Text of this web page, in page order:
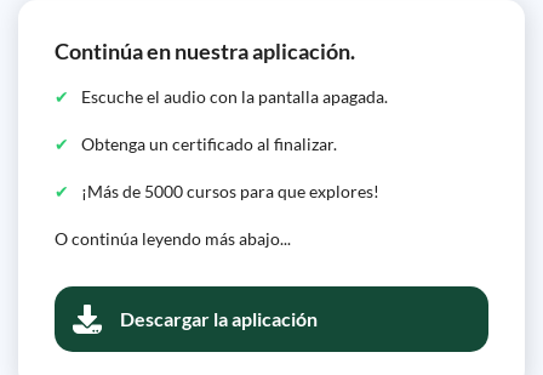
Continúa en nuestra aplicación.
Escuche el audio con la pantalla apagada.
Obtenga un certificado al finalizar.
¡Más de 5000 cursos para que explores!
O continúa leyendo más abajo...
Descargar la aplicación